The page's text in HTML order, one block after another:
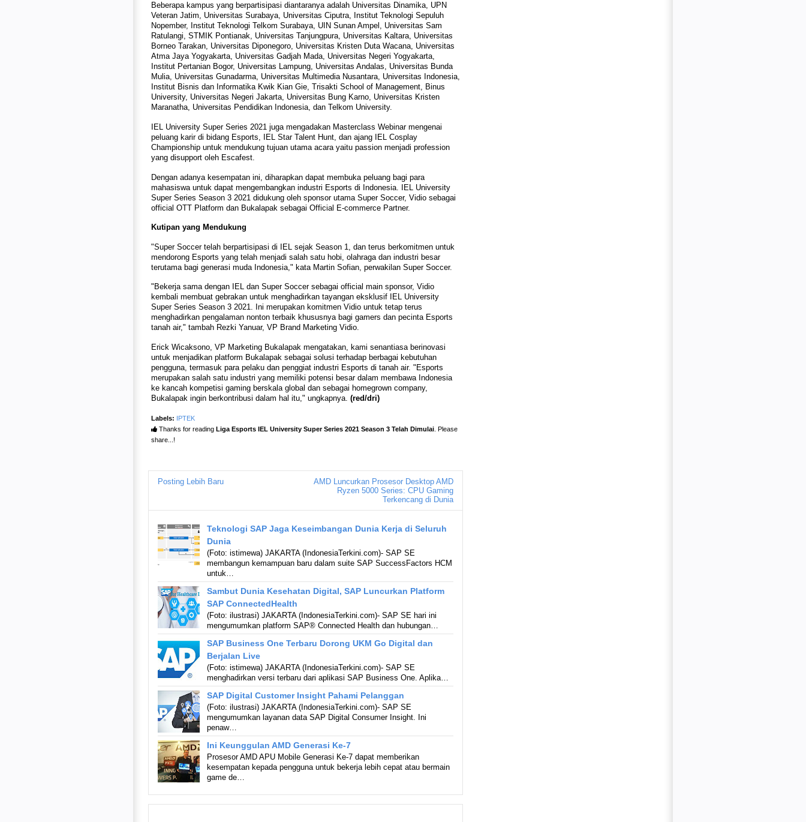
Beberapa kampus yang berpartisipasi diantaranya adalah Universitas Dinamika, UPN
Veteran Jatim, Universitas Surabaya, Universitas Ciputra, Institut Teknologi Sepuluh
Nopember, Institut Teknologi Telkom Surabaya, UIN Sunan Ampel, Universitas Sam
Ratulangi, STMIK Pontianak, Universitas Tanjungpura, Universitas Kaltara, Universitas
Borneo Tarakan, Universitas Diponegoro, Universitas Kristen Duta Wacana, Universitas
Atma Jaya Yogyakarta, Universitas Gadjah Mada, Universitas Negeri Yogyakarta,
Institut Pertanian Bogor, Universitas Lampung, Universitas Andalas, Universitas Bunda
Mulia, Universitas Gunadarma, Universitas Multimedia Nusantara, Universitas Indonesia,
Institut Bisnis dan Informatika Kwik Kian Gie, Trisakti School of Management, Binus
University, Universitas Negeri Jakarta, Universitas Bung Karno, Universitas Kristen
Maranatha, Universitas Pendidikan Indonesia, dan Telkom University.
IEL University Super Series 2021 juga mengadakan Masterclass Webinar mengenai
peluang karir di bidang Esports, IEL Star Talent Hunt, dan ajang IEL Cosplay
Championship untuk mendukung tujuan utama acara yaitu passion menjadi profession
yang disupport oleh Escafest.
Dengan adanya kesempatan ini, diharapkan dapat membuka peluang bagi para
mahasiswa untuk dapat mengembangkan industri Esports di Indonesia. IEL University
Super Series Season 3 2021 didukung oleh sponsor utama Super Soccer, Vidio sebagai
official OTT Platform dan Bukalapak sebagai Official E-commerce Partner.
Kutipan yang Mendukung
"Super Soccer telah berpartisipasi di IEL sejak Season 1, dan terus berkomitmen untuk
mendorong Esports yang telah menjadi salah satu hobi, olahraga dan industri besar
terutama bagi generasi muda Indonesia," kata Martin Sofian, perwakilan Super Soccer.
"Bekerja sama dengan IEL dan Super Soccer sebagai official main sponsor, Vidio
kembali membuat gebrakan untuk menghadirkan tayangan eksklusif IEL University
Super Series Season 3 2021. Ini merupakan komitmen Vidio untuk tetap terus
menghadirkan pengalaman nonton terbaik khususnya bagi gamers dan pecinta Esports
tanah air," tambah Rezki Yanuar, VP Brand Marketing Vidio.
Erick Wicaksono, VP Marketing Bukalapak mengatakan, kami senantiasa berinovasi
untuk menjadikan platform Bukalapak sebagai solusi terhadap berbagai kebutuhan
pengguna, termasuk para pelaku dan penggiat industri Esports di tanah air. "Esports
merupakan salah satu industri yang memiliki potensi besar dalam membawa Indonesia
ke kancah kompetisi gaming berskala global dan sebagai homegrown company,
Bukalapak ingin berkontribusi dalam hal itu," ungkapnya. (red/dri)
Labels: IPTEK
Thanks for reading Liga Esports IEL University Super Series 2021 Season 3 Telah Dimulai . Please
share...!
Posting Lebih Baru
AMD Luncurkan Prosesor Desktop AMD
Ryzen 5000 Series: CPU Gaming
Terkencang di Dunia
Teknologi SAP Jaga Keseimbangan Dunia Kerja di Seluruh
Dunia
(Foto: istimewa) JAKARTA (IndonesiaTerkini.com)- SAP SE
membangun kemampuan baru dalam suite SAP SuccessFactors HCM
untuk…
Sambut Dunia Kesehatan Digital, SAP Luncurkan Platform
SAP ConnectedHealth
(Foto: ilustrasi) JAKARTA (IndonesiaTerkini.com)- SAP SE hari ini
mengumumkan platform SAP® Connected Health dan hubungan…
SAP Business One Terbaru Dorong UKM Go Digital dan
Berjalan Live
(Foto: istimewa) JAKARTA (IndonesiaTerkini.com)- SAP SE
menghadirkan versi terbaru dari aplikasi SAP Business One. Aplika…
SAP Digital Customer Insight Pahami Pelanggan
(Foto: ilustrasi) JAKARTA (IndonesiaTerkini.com)- SAP SE
mengumumkan layanan data SAP Digital Consumer Insight. Ini
penaw…
Ini Keunggulan AMD Generasi Ke-7
Prosesor AMD APU Mobile Generasi Ke-7 dapat memberikan
kesempatan kepada pengguna untuk bekerja lebih cepat atau bermain
game de…